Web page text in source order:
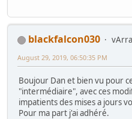
blackfalcon030
August 29, 2019, 06:50:35 PM
Boujour Dan et bien vu pour
"intermédiaire", avec ces
impatients des mises a jours
Pour ma part j'ai adhéré.